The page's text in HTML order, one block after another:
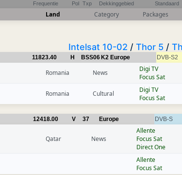
Frequentie Pol Txp Dekkinggebied Standaard
Land Category Packages
Intelsat 10-02 / Thor 5 /
11823.40 H BSS06 K2 Europe DVB-S2
Romania News
Digi TV
Focus Sat
Romania Cultural
Digi TV
Focus Sat
12418.00 V 37 Europe DVB-S
Qatar
News
Allente
Focus Sat
Direct One
Allente
Focus Sat